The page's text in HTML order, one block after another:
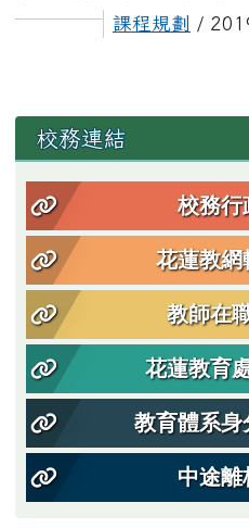
課程規劃 /
左邊區域內容
校務連結
校務行
花蓮教網
教師在
花蓮教育
教育體系身
中途離